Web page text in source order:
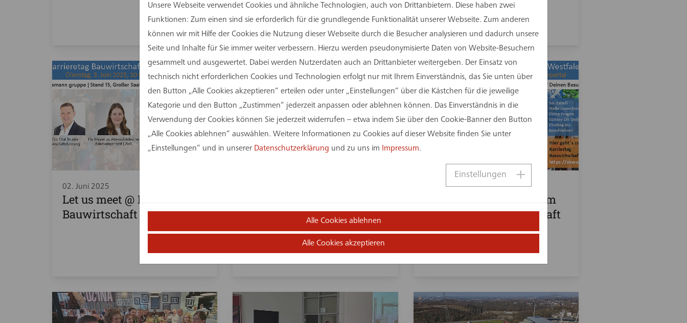
02. Juni 2025
Let us meet @ Karrieretag
Bauwirtschaft NRW
Leidenschaft und Loyalität
26. Mai 2025
assmann gruppe auf dem
Karrieretag Bauwirtschaft
NRW 2025
Unsere Webseite verwendet Cookies und ähnliche Technologien, auch von Drittanbietern. Diese haben zwei
Funktionen: Zum einen sind sie erforderlich für die grundlegende Funktionalität unserer Webseite. Zum anderen
können wir mit Hilfe der Cookies die Nutzung dieser Webseite durch die Besucher analysieren und dadurch unsere
Seite und Inhalte für Sie immer weiter verbessern. Hierzu werden pseudonymisierte Daten von Website-Besuchern
gesammelt und ausgewertet. Dabei werden Nutzerdaten auch an Drittanbieter weitergeben. Der Einsatz von
technisch nicht erforderlichen Cookies und Technologien erfolgt nur mit Ihrem Einverständnis, das Sie unten über
den Button „Alle Cookies akzeptieren“ erteilen oder unter „Einstellungen“ über die Kästchen für die jeweilige
Kategorie und den Button „Zustimmen“ jederzeit anpassen oder ablehnen können. Das Einverständnis in die
Verwendung der Cookies können Sie jederzeit widerrufen – etwa indem Sie über den Cookie-Banner den Button
„Alle Cookies ablehnen“ auswählen. Weitere Informationen zu Cookies auf dieser Website finden Sie unter
„Einstellungen“ und in unserer Datenschutzerklärung und zu uns im Impressum.
Einstellungen
Alle Cookies ablehnen
Alle Cookies akzeptieren